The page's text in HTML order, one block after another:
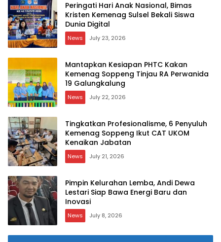
Peringati Hari Anak Nasional, Bimas
Kristen Kemenag Sulsel Bekali Siswa
Dunia Digital
News July 23, 2026
Mantapkan Kesiapan PHTC Kakan
Kemenag Soppeng Tinjau RA Perwanida
19 Galungkalung
News July 22, 2026
Tingkatkan Profesionalisme, 6 Penyuluh
Kemenag Soppeng Ikut CAT UKOM
Kenaikan Jabatan
News July 21, 2026
Pimpin Kelurahan Lemba, Andi Dewa
Lestari Siap Bawa Energi Baru dan
Inovasi
News July 8, 2026